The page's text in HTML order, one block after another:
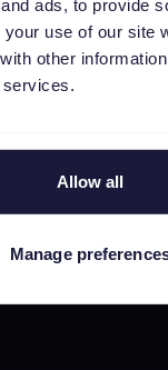
ads, to provide
use of our site
other
Allow all
Manage